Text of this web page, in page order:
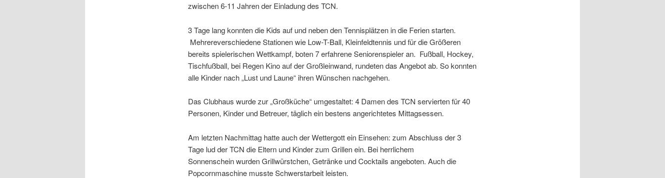
zwischen 6-11 Jahren der Einladung des TCN.
3 Tage lang konnten die Kids auf und neben den Tennisplätzen in die Ferien starten.
Mehrereverschiedene Stationen wie Low-T-Ball, Kleinfeldtennis und für die Größeren
bereits spielerischen Wettkampf, boten 7 erfahrene Seniorenspieler an. Fußball, Hockey,
Tischfußball, bei Regen Kino auf der Großleinwand, rundeten das Angebot ab. So konnten
alle Kinder nach „Lust und Laune“ ihren Wünschen nachgehen.
Das Clubhaus wurde zur „Großküche“ umgestaltet: 4 Damen des TCN servierten für 40
Personen, Kinder und Betreuer, täglich ein bestens angerichtetes Mittagsessen.
Am letzten Nachmittag hatte auch der Wettergott ein Einsehen: zum Abschluss der 3
Tage lud der TCN die Eltern und Kinder zum Grillen ein. Bei herrlichem
Sonnenschein wurden Grillwürstchen, Getränke und Cocktails angeboten. Auch die
Popcornmaschine musste Schwerstarbeit leisten.